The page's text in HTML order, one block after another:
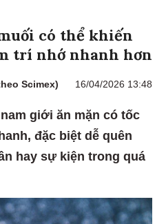
có thể khiến
trí nhớ nhanh hơn
Scimex) 16/04/2026 13:48
giới ăn mặn có tốc
đặc biệt dễ quên
hay sự kiện trong quá